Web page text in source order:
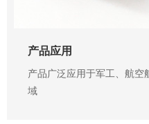
产品应用
产品广泛应用于军工、航
域